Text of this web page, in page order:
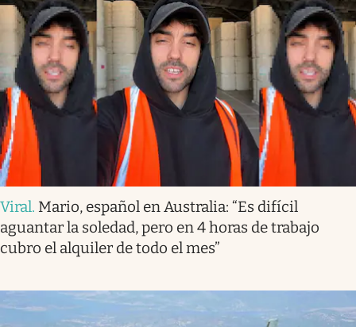
Viral. Mario, español en Australia: “Es difícil
aguantar la soledad, pero en 4 horas de trabajo
cubro el alquiler de todo el mes”